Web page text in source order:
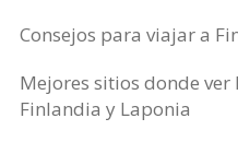
Consejos para viajar a
Mejores sitios donde
Finlandia y Laponia